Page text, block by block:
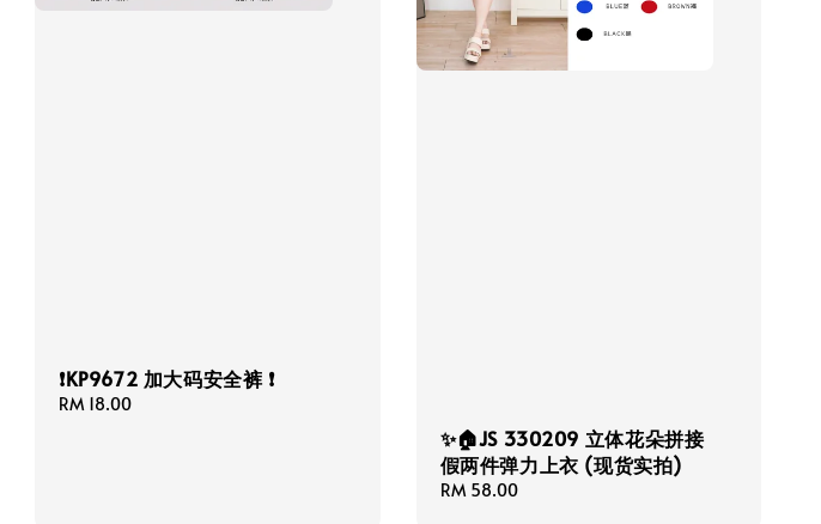
❗KP9672 加大码安全裤 ❗
Regular
RM 18.00
✨🏠JS 330209 立体花朵拼接
假两件弹力上衣 (现货实拍)
Regular
RM 58.00